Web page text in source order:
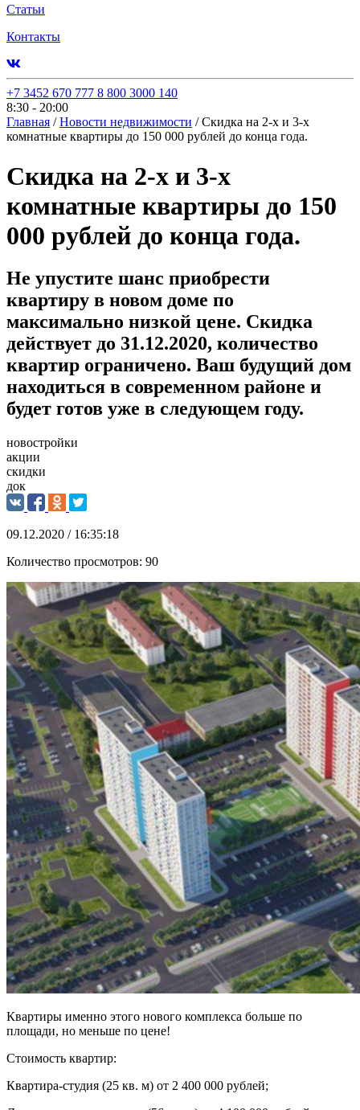
Статьи
Контакты
+7 3452 670 777 8 800 3000 140
8:30 - 20:00
Главная / Новости недвижимости / Скидка на 2-х и 3-х
комнатные квартиры до 150 000 рублей до конца года.
Скидка на 2-х и 3-х
комнатные квартиры до 150
000 рублей до конца года.
Не упустите шанс приобрести
квартиру в новом доме по
максимально низкой цене. Скидка
действует до 31.12.2020, количество
квартир ограничено. Ваш будущий дом
находиться в современном районе и
будет готов уже в следующем году.
новостройки
акции
скидки
док
09.12.2020 / 16:35:18
Количество просмотров: 90
Квартиры именно этого нового комплекса больше по
площади, но меньше по цене!
Стоимость квартир:
Квартира-студия (25 кв. м) от 2 400 000 рублей;